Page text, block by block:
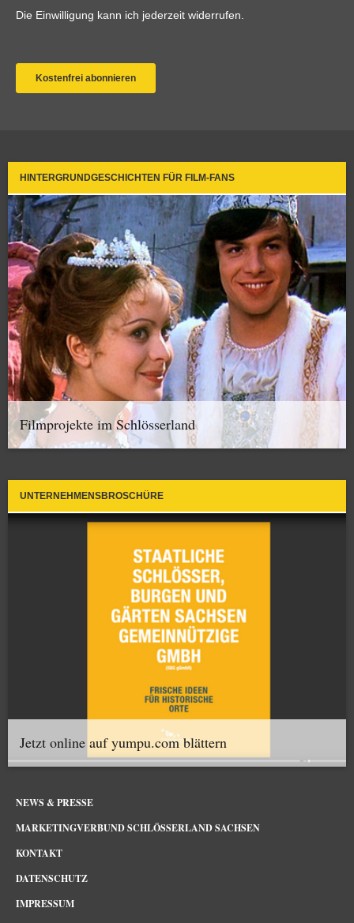
HINTERGRUNDGESCHICHTEN FÜR FILM-FANS
Filmprojekte im Schlösserland
UNTERNEHMENSBROSCHÜRE
Jetzt online auf yumpu.com blättern
NEWS & PRESSE
MARKETINGVERBUND SCHLÖSSERLAND SACHSEN
KONTAKT
DATENSCHUTZ
IMPRESSUM